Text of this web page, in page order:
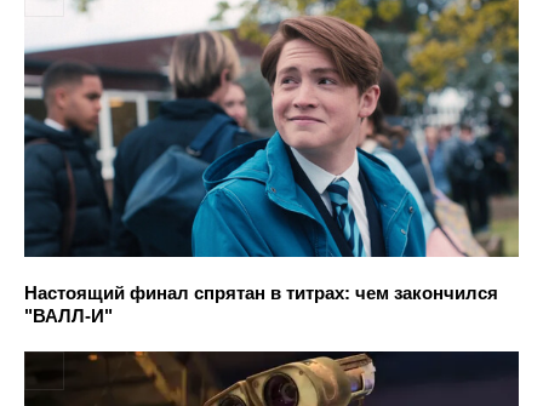
Настоящий финал спрятан в титрах: чем закончился
"ВАЛЛ-И"